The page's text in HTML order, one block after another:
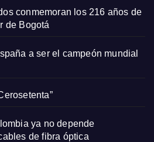
conmemoran los 216 años de
de Bogotá
a ser el campeón mundial
ya no depende
de fibra óptica